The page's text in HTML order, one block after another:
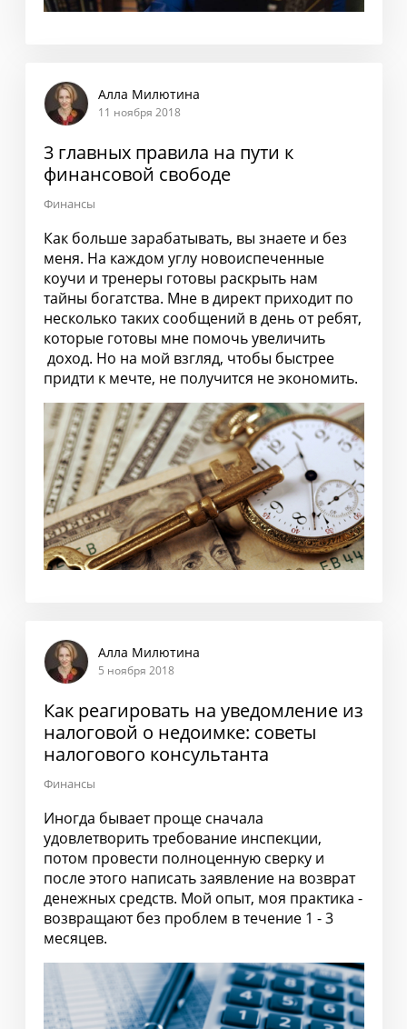
Алла Милютина
11 ноября 2018
3 главных правила на пути к
финансовой свободе
Финансы
Как больше зарабатывать, вы знаете и без
меня. На каждом углу новоиспеченные
коучи и тренеры готовы раскрыть нам
тайны богатства. Мне в директ приходит по
несколько таких сообщений в день от ребят,
которые готовы мне помочь увеличить
доход. Но на мой взгляд, чтобы быстрее
придти к мечте, не получится не экономить.
Алла Милютина
5 ноября 2018
Как реагировать на уведомление из
налоговой о недоимке: советы
налогового консультанта
Финансы
Иногда бывает проще сначала
удовлетворить требование инспекции,
потом провести полноценную сверку и
после этого написать заявление на возврат
денежных средств. Мой опыт, моя практика -
возвращают без проблем в течение 1 - 3
месяцев.